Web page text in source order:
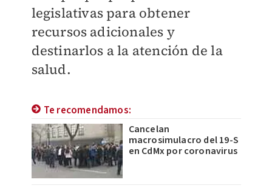
legislativas para obtener
recursos adicionales y
destinarlos a la atención de la
salud.
Te recomendamos:
Cancelan
macrosimulacro del 19-S
en CdMx por coronavirus